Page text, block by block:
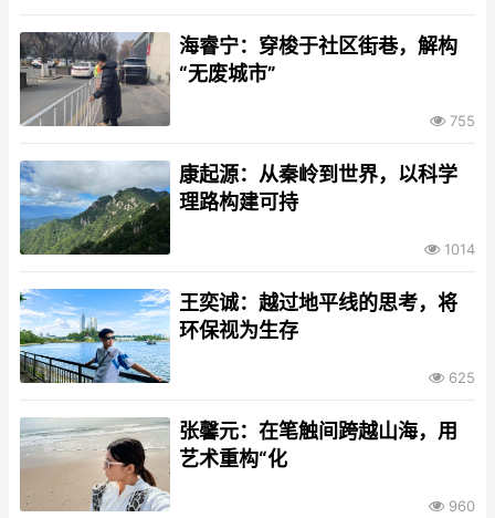
海睿宁：穿梭于社区街巷，解构
“无废城市”
755
康起源：从秦岭到世界，以科学
理路构建可持
1014
王奕诚：越过地平线的思考，将
环保视为生存
625
张馨元：在笔触间跨越山海，用
艺术重构“化
960